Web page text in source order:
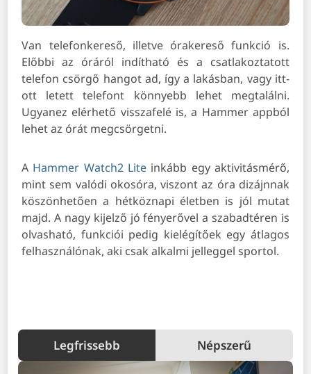
Van telefonkereső, illetve órakereső funkció is.
Előbbi az óráról indítható és a csatlakoztatott
telefon csörgő hangot ad, így a lakásban, vagy itt-
ott letett telefont könnyebb lehet megtalálni.
Ugyanez elérhető visszafelé is, a Hammer appból
lehet az órát megcsörgetni.
A Hammer Watch2 Lite inkább egy aktivitásmérő,
mint sem valódi okosóra, viszont az óra dizájnnak
köszönhetően a hétköznapi életben is jól mutat
majd. A nagy kijelző jó fényerővel a szabadtéren is
olvasható, funkciói pedig kielégítőek egy átlagos
felhasználónak, aki csak alkalmi jelleggel sportol.
Legfrissebb Népszerű